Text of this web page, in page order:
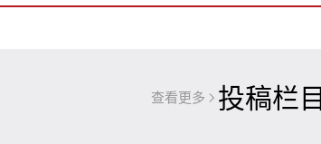
查看更多 投稿栏